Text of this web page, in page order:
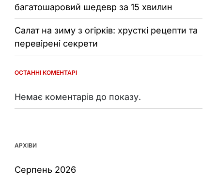
багатошаровий шедевр за 15 хвилин
Салат на зиму з огірків: хрусткі рецепти та
перевірені секрети
ОСТАННІ КОМЕНТАРІ
Немає коментарів до показу.
АРХІВИ
Серпень 2026